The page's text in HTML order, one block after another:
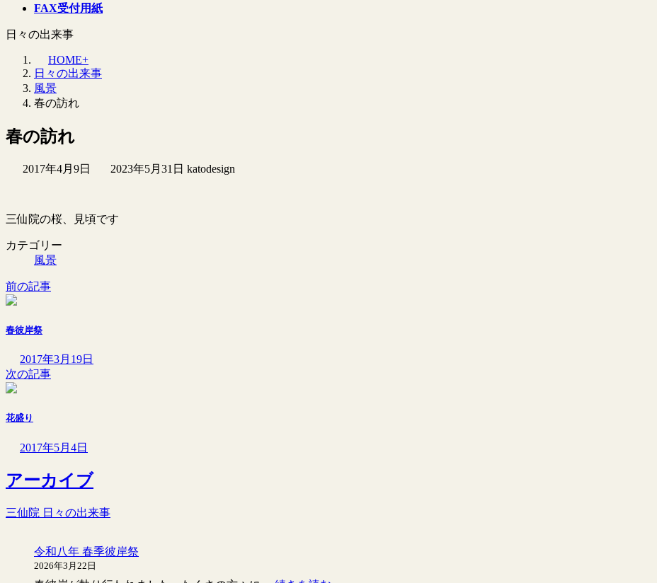
FAX受付用紙
日々の出来事
HOME+
日々の出来事
風景
春の訪れ
春の訪れ
2017年4月9日
最
新
日
2023年5月31日 katodesign
三仙院の桜、見頃です
カテゴリー
風景
前の記事
春彼岸祭
2017年3月19日
次の記事
花盛り
2017年5月4日
アーカイブ
三仙院 日々の出来事
令和八年 春季彼岸祭
2026年3月22日